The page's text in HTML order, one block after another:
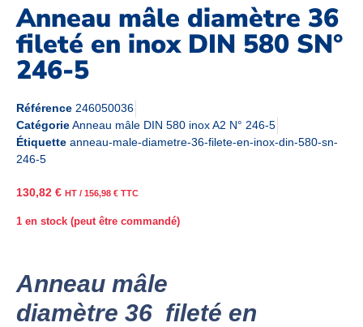
Anneau mâle diamètre 36
fileté en inox DIN 580 SN°
246-5
Référence 246050036
CatégorieAnneau mâle DIN 580 inox A2 N° 246-5
Étiquette anneau-male-diametre-36-filete-en-inox-din-580-sn-
246-5
130,82 € HT / 156,98 € TTC
1 en stock (peut être commandé)
Anneau mâle
diamètre 36 fileté en